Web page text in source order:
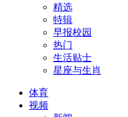
精选
特辑
早报校园
热门
生活贴士
星座与生肖
体育
视频